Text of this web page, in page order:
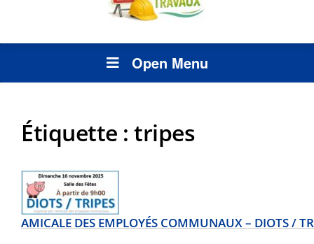
Open Menu
Étiquette : tripes
AMICALE DES EMPLOYÉS COMMUNAUX – DIOTS /